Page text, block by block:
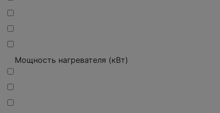
Мощность нагревателя (кВт)